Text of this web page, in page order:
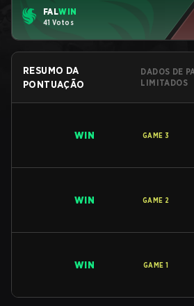
FALWIN
41 Votos
RESUMO DA
PONTUAÇÃO
DADOS DE
LIMITADOS
WIN GAME 3
WIN GAME 2
WIN GAME 1